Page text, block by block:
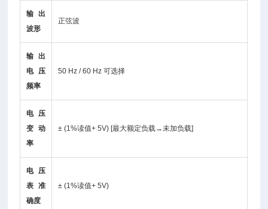
输出
波形
正弦波
输出
电压
频率
50 Hz / 60 Hz 可选择
电压
变动
率
± (1%读值+ 5V) [最大额定负载→未加负载]
电压
表准
确度
± (1%读值+ 5V)